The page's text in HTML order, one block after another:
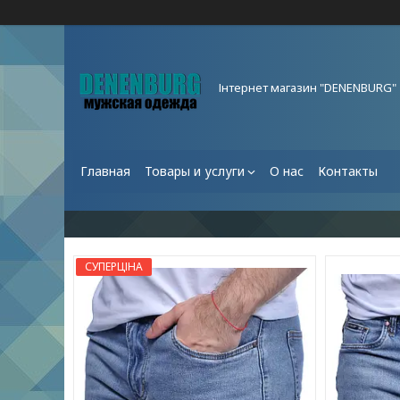
Інтернет магазин "DENENBURG"
Главная Товары и услуги О нас Контакты
СУПЕРЦІНА